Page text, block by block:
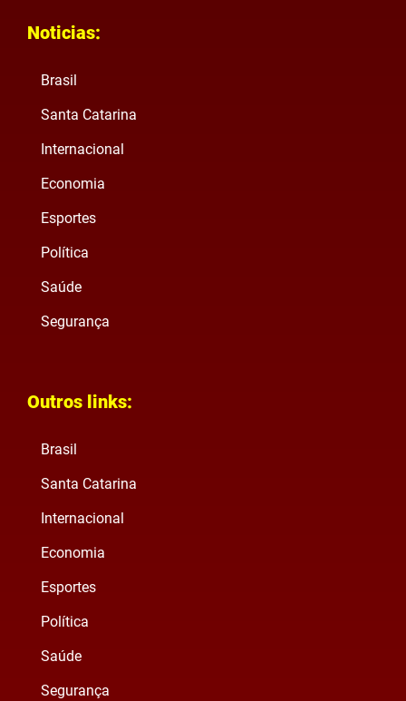
Noticias:
Brasil
Santa Catarina
Internacional
Economia
Esportes
Política
Saúde
Segurança
Outros links:
Brasil
Santa Catarina
Internacional
Economia
Esportes
Política
Saúde
Segurança